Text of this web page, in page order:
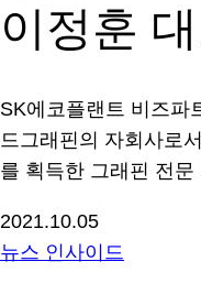
이정훈
SK에코플랜트 비즈파
드그래핀의 자회사로
를 획득한 그래핀 전문
2021.10.05
뉴스 인사이드